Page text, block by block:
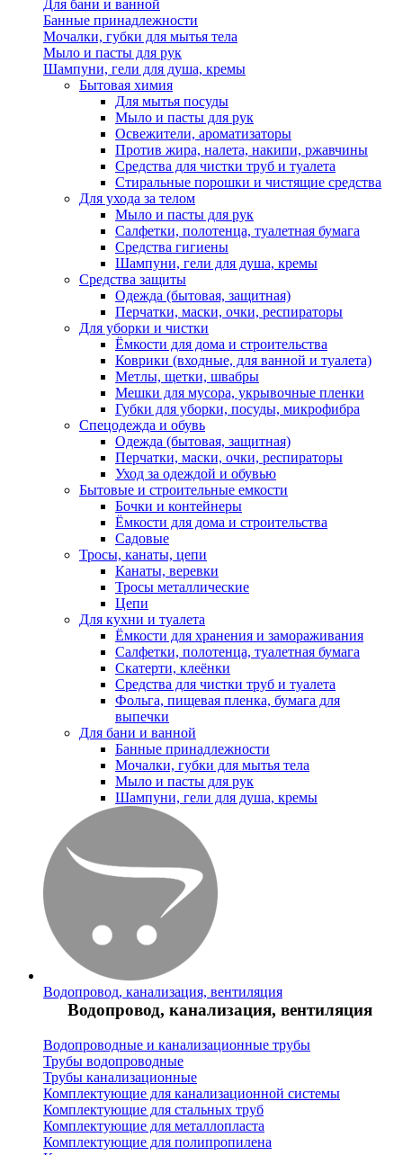
Для бани и ванной
Банные принадлежности
Мочалки, губки для мытья тела
Мыло и пасты для рук
Шампуни, гели для душа, кремы
Бытовая химия
Для мытья посуды
Мыло и пасты для рук
Освежители, ароматизаторы
Против жира, налета, накипи, ржавчины
Средства для чистки труб и туалета
Стиральные порошки и чистящие средства
Для ухода за телом
Мыло и пасты для рук
Салфетки, полотенца, туалетная бумага
Средства гигиены
Шампуни, гели для душа, кремы
Средства защиты
Одежда (бытовая, защитная)
Перчатки, маски, очки, респираторы
Для уборки и чистки
Ёмкости для дома и строительства
Коврики (входные, для ванной и туалета)
Метлы, щетки, швабры
Мешки для мусора, укрывочные пленки
Губки для уборки, посуды, микрофибра
Спецодежда и обувь
Одежда (бытовая, защитная)
Перчатки, маски, очки, респираторы
Уход за одеждой и обувью
Бытовые и строительные емкости
Бочки и контейнеры
Ёмкости для дома и строительства
Садовые
Тросы, канаты, цепи
Канаты, веревки
Тросы металлические
Цепи
Для кухни и туалета
Ёмкости для хранения и замораживания
Салфетки, полотенца, туалетная бумага
Скатерти, клеёнки
Средства для чистки труб и туалета
Фольга, пищевая пленка, бумага для
выпечки
Для бани и ванной
Банные принадлежности
Мочалки, губки для мытья тела
Мыло и пасты для рук
Шампуни, гели для душа, кремы
Водопровод, канализация, вентиляция
Водопровод, канализация, вентиляция
Водопроводные и канализационные трубы
Трубы водопроводные
Трубы канализационные
Комплектующие для канализационной системы
Комплектующие для стальных труб
Комплектующие для металлопласта
Комплектующие для полипропилена